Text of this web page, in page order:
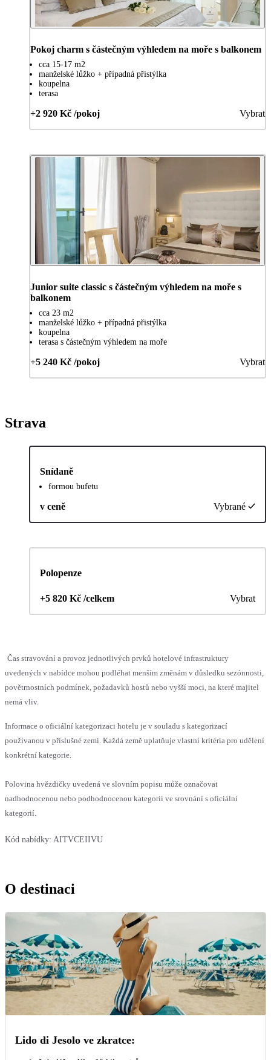
Pokoj charm s částečným výhledem na moře s balkonem
cca 15-17 m2
manželské lůžko + případná přistýlka
koupelna
terasa
+2 920 Kč /pokoj Vybrat
Junior suite classic s částečným výhledem na moře s
balkonem
cca 23 m2
manželské lůžko + případná přistýlka
koupelna
terasa s částečným výhledem na moře
+5 240 Kč /pokoj Vybrat
Strava
Snídaně
formou bufetu
v ceně Vybrané
Polopenze
+5 820 Kč /celkem Vybrat
Čas stravování a provoz jednotlivých prvků hotelové infrastruktury
uvedených v nabídce mohou podléhat menším změnám v důsledku sezónnosti,
povětrnostních podmínek, požadavků hostů nebo vyšší moci, na které majitel
nemá vliv.
Informace o oficiální kategorizaci hotelu je v souladu s kategorizací
používanou v příslušné zemi. Každá země uplatňuje vlastní kritéria pro udělení
konkrétní kategorie.
Polovina hvězdičky uvedená ve slovním popisu může označovat
nadhodnocenou nebo podhodnocenou kategorii ve srovnání s oficiální
kategorií.
Kód nabídky: AITVCEIIVU
O destinaci
Lido di Jesolo ve zkratce: